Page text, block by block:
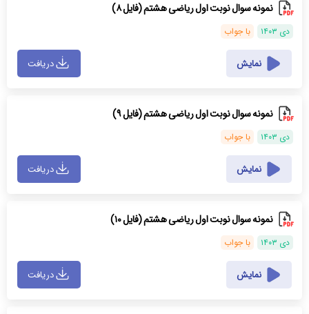
نمونه سوال نوبت اول ریاضی هشتم (فایل ۸)
دی ۱۴۰۳ با جواب
نمایش دریافت
نمونه سوال نوبت اول ریاضی هشتم (فایل ۹)
دی ۱۴۰۳ با جواب
نمایش دریافت
نمونه سوال نوبت اول ریاضی هشتم (فایل ۱۰)
دی ۱۴۰۳ با جواب
نمایش دریافت